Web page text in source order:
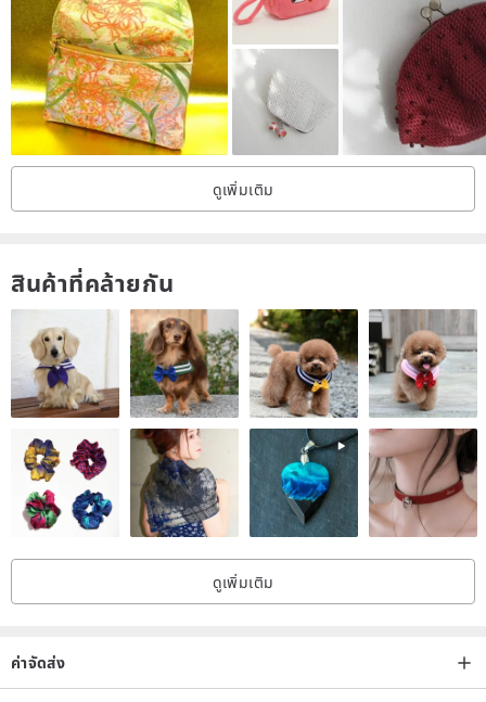
M size of 23X16cm, wide 3cm three-dimensional bag body design,
storage more flexible.
Zipper zipper bag opening and closing design, pull the ring can be
self-string wrist strap, neck strap use.
Double-sided printing design, one side of the alphabet, one side of
the pattern design.
Transparent matte PVC waterproof plastic material, not afraid of
the sections of the selection.
Rainforest
pineapple
/ Product Size (cm) / 23x16x3
/ Package Size (cm) / 24x18.7x1
/ Weight (g) / 30
/ Material: Plastic
/ Designer and brand profile / Iconic - Korean brand
=ico...
ดูเพิ่มเติม
สินค้าที่คล้ายกัน
ดูเพิ่มเติม
ค่าจัดส่ง